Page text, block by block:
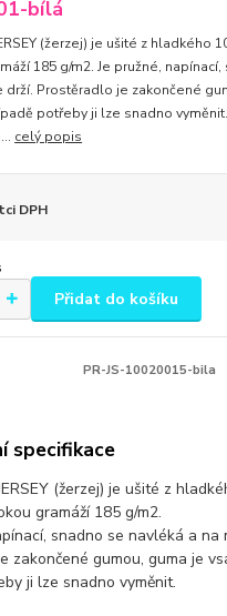
bílá
(žerzej) je ušité z hladkého
185 g/m2. Je pružné,
drží. Prostěradlo je zakončené
potřeby ji lze snadno
celý popis
DPH
Přidat do košíku
PR-JS-10020015-bila
specifikace
(žerzej) je ušité z
gramáží 185 g/m2.
snadno se navléká a na
zakončené gumou, guma je
ji lze snadno vyměnit.